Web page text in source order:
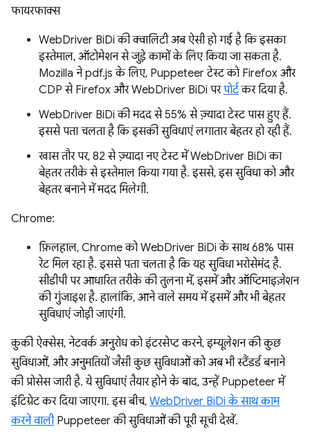
फायरफाक्‍स
WebDriver BiDi की क्वालिटी अब ऐसी हो गई है कि इसका
इस्तेमाल, ऑटोमेशन से जुड़े कामों के लिए किया जा सकता है.
Mozilla ने pdf.js के लिए, Puppeteer टेस्ट को Firefox और
CDP से Firefox और WebDriver BiDi परपोर्टकर दिया है.
WebDriver BiDi की मदद से 55% से ज़्यादा टेस्ट पास हुए हैं.
इससे पता चलता है कि इसकी सुविधाएं लगातार बेहतर हो रही हैं.
खास तौर पर, 82 से ज़्यादा नए टेस्ट में WebDriver BiDi का
बेहतर तरीके से इस्तेमाल किया गया है. इससे, इस सुविधा को और
बेहतर बनाने में मदद मिलेगी.
Chrome:
फ़िलहाल, Chrome को WebDriver BiDi के साथ 68% पास
रेट मिल रहा है. इससे पता चलता है कि यह सुविधा भरोसेमंद है.
सीडीपी पर आधारित तरीके की तुलना में, इसमें और ऑप्टिमाइज़ेशन
की गुंजाइश है. हालांकि, आने वाले समय में इसमें और भी बेहतर
सुविधाएं जोड़ी जाएंगी.
कुकी ऐक्सेस, नेटवर्क अनुरोध को इंटरसेप्ट करने, इम्यूलेशन की कुछ
सुविधाओं, और अनुमतियों जैसी कुछ सुविधाओं को अब भी स्टैंडर्ड बनाने
की प्रोसेस जारी है. ये सुविधाएं तैयार होने के बाद, उन्हें Puppeteer में
इंटिग्रेट कर दिया जाएगा. इस बीच, WebDriver BiDi के साथ काम
करने वालीPuppeteer की सुविधाओं की पूरी सूची देखें.